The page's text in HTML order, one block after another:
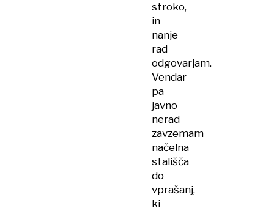
stroko,
in
nanje
rad
odgovarjam.
Vendar
pa
javno
nerad
zavzemam
načelna
stališča
do
vprašanj,
ki